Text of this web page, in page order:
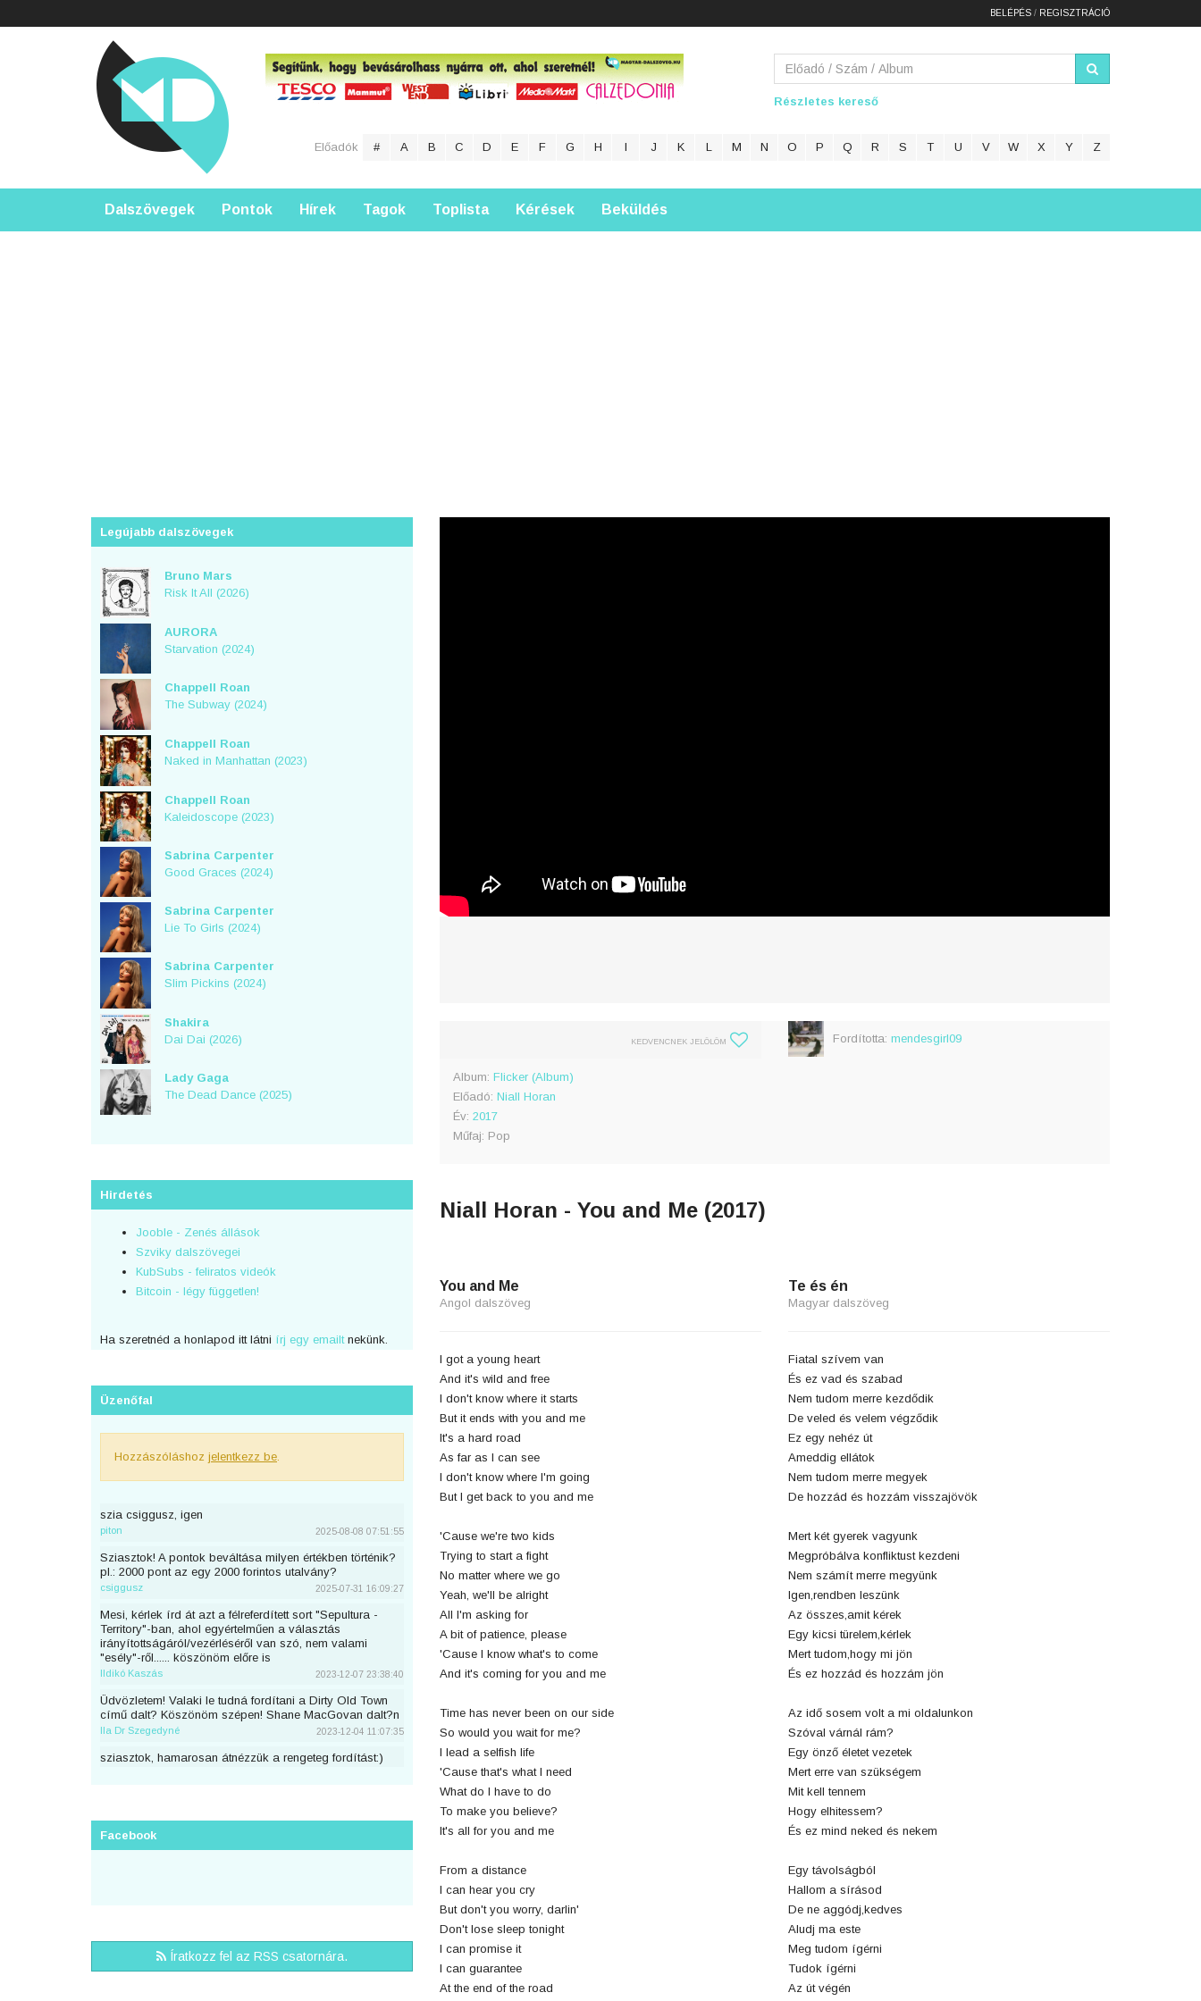
BELÉPÉS / REGISZTRÁCIÓ
Részletes kereső
Előadók # A B C D E F G H I J K L M N O P Q R S T U V W X Y Z
Dalszövegek Pontok Hírek Tagok Toplista Kérések Beküldés
Legújabb dalszövegek
Bruno Mars
Risk It All (2026)
AURORA
Starvation (2024)
Chappell Roan
The Subway (2024)
Chappell Roan
Naked in Manhattan (2023)
Chappell Roan
Kaleidoscope (2023)
Sabrina Carpenter
Good Graces (2024)
Sabrina Carpenter
Lie To Girls (2024)
Sabrina Carpenter
Slim Pickins (2024)
Shakira
Dai Dai (2026)
Lady Gaga
The Dead Dance (2025)
Hirdetés
Jooble - Zenés állások
Szviky dalszövegei
KubSubs - feliratos videók
Bitcoin - légy független!
Ha szeretnéd a honlapod itt látni írj egy emailtnekünk.
Üzenőfal
Hozzászóláshoz jelentkezz be
szia csiggusz, igen
piton 2025-08-08 07:51:55
Sziasztok! A pontok beváltása milyen értékben történik?
pl.: 2000 pont az egy 2000 forintos utalvány?
csiggusz 2025-07-31 16:09:27
Mesi, kérlek írd át azt a félreferdített sort "Sepultura -
Territory"-ban, ahol egyértelműen a választás
irányítottságáról/vezérléséről van szó, nem valami
"esély"-ről...... köszönöm előre is
Ildikó Kaszás 2023-12-07 23:38:40
Üdvözletem! Valaki le tudná fordítani a Dirty Old Town
című dalt? Köszönöm szépen! Shane MacGovan dalt?n
Ila Dr Szegedyné 2023-12-04 11:07:35
sziasztok, hamarosan átnézzük a rengeteg fordítást:)
előtte. Át lehetne még írni a nevemre? Köszi <3
Sziasztok, én küldtem be most Taylor Swifttől a Great
War című számot, de véletlen nem voltam bejelentkezve.
A nevemre lehetne írni?
Facebook
Íratkozz fel az RSS csatornára.
KEDVENCNEK JELÖLÖM
Album: Flicker (Album)
Előadó: Niall Horan
Év: 2017
Műfaj: Pop
Fordította: mendesgirl09
Niall Horan - You and Me (2017)
You and Me
Angol dalszöveg
I got a young heart
And it's wild and free
I don't know where it starts
But it ends with you and me
It's a hard road
As far as I can see
I don't know where I'm going
But I get back to you and me
'Cause we're two kids
Trying to start a fight
No matter where we go
Yeah, we'll be alright
All I'm asking for
A bit of patience, please
'Cause I know what's to come
And it's coming for you and me
Time has never been on our side
So would you wait for me?
I lead a selfish life
'Cause that's what I need
What do I have to do
To make you believe?
It's all for you and me
From a distance
I can hear you cry
But don't you worry, darlin'
Don't lose sleep tonight
I can promise it
I can guarantee
At the end of the road
Te és én
Magyar dalszöveg
Fiatal szívem van
És ez vad és szabad
Nem tudom merre kezdődik
De veled és velem végződik
Ez egy nehéz út
Ameddig ellátok
Nem tudom merre megyek
De hozzád és hozzám visszajövök
Mert két gyerek vagyunk
Megpróbálva konfliktust kezdeni
Nem számít merre megyünk
Igen,rendben leszünk
Az összes,amit kérek
Egy kicsi türelem,kérlek
Mert tudom,hogy mi jön
És ez hozzád és hozzám jön
Az idő sosem volt a mi oldalunkon
Szóval várnál rám?
Egy önző életet vezetek
Mert erre van szükségem
Mit kell tennem
Hogy elhitessem?
És ez mind neked és nekem
Egy távolságból
Hallom a sírásod
De ne aggódj,kedves
Aludj ma este
Meg tudom ígérni
Tudok ígérni
Az út végén